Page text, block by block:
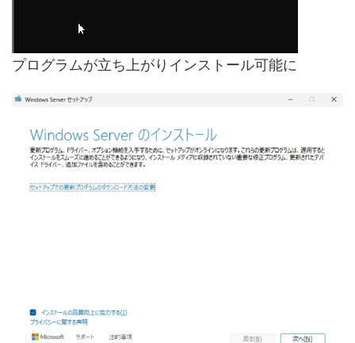
プログラムが立ち上がりインストール可能に